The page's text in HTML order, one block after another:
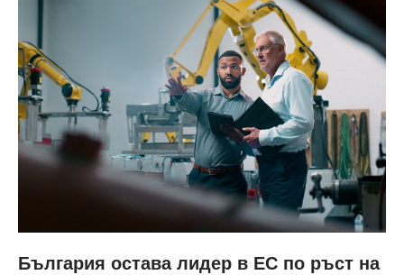
България остава лидер в ЕС по ръст на